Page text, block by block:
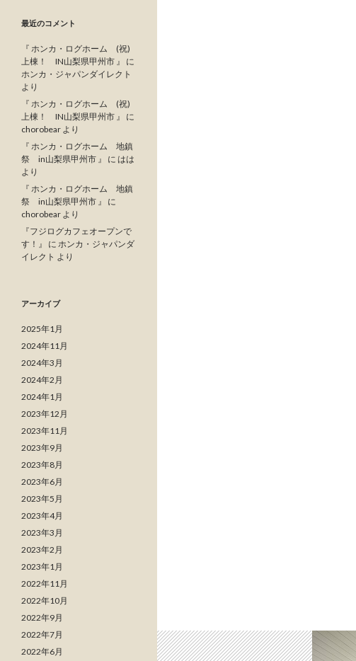
最近のコメント
『 ホンカ・ログホーム (祝)
上棟！ IN山梨県甲州市 』
に
ホンカ・ジャパンダイレクト
より
『 ホンカ・ログホーム (祝)
上棟！ IN山梨県甲州市 』
に
chorobear より
『 ホンカ・ログホーム 地鎮
祭 in山梨県甲州市 』
に はは
より
『 ホンカ・ログホーム 地鎮
祭 in山梨県甲州市 』
に
chorobear より
『フジログカフェオープンで
す！』
に ホンカ・ジャパンダ
イレクト より
アーカイブ
2025年1月
2024年11月
2024年3月
2024年2月
2024年1月
2023年12月
2023年11月
2023年9月
2023年8月
2023年6月
2023年5月
2023年4月
2023年3月
2023年2月
2023年1月
2022年11月
2022年10月
2022年9月
2022年7月
2022年6月